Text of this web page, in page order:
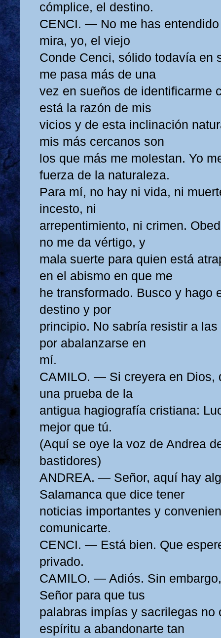
cómplice, el destino.
CENCI. — No me has
mira, yo, el viejo
Conde Cenci, sólido todavía en
me pasa más de una
vez en sueños de identificarme
está la razón de mis
vicios y de esta inclinación
mis más cercanos son
los que más me molestan. Yo
fuerza de la naturaleza.
Para mí, no hay ni vida, ni
incesto, ni
arrepentimiento, ni crimen.
no me da vértigo, y
mala suerte para quien está
en el abismo en que me
he transformado. Busco y hago
destino y por
principio. No sabría resistir a
por abalanzarse en
mí.
CAMILO. — Si creyera en Dios,
una prueba de la
antigua hagiografía cristiana:
mejor que tú.
(Aquí se oye la voz de Andrea
bastidores)
ANDREA. — Señor, aquí hay
Salamanca que dice tener
noticias importantes y
comunicarte.
CENCI. — Está bien. Que
privado.
CAMILO. — Adiós. Sin
Señor para que tus
palabras impías y sacrilegas no
espíritu a abandonarte tan